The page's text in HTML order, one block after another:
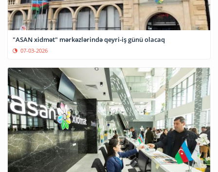
"ASAN xidmət" mərkəzlərində qeyri-iş günü olacaq
07-03-2026